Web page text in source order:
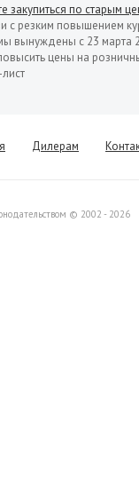
закупиться по старым
с резким повышением
вынуждены с 23 марта
цены на
Дилерам
© 2002 - 2026